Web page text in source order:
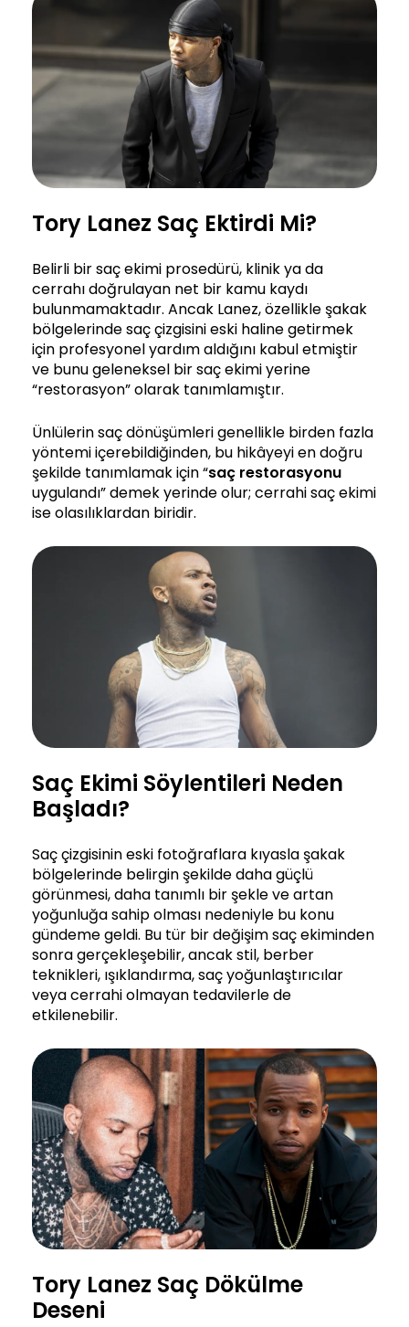
Tory Lanez Saç Ektirdi Mi?
Belirli bir saç ekimi prosedürü, klinik ya da
cerrahı doğrulayan net bir kamu kaydı
bulunmamaktadır. Ancak Lanez, özellikle şakak
bölgelerinde saç çizgisini eski haline getirmek
için profesyonel yardım aldığını kabul etmiştir
ve bunu geleneksel bir saç ekimi yerine
“restorasyon” olarak tanımlamıştır.
Ünlülerin saç dönüşümleri genellikle birden fazla
yöntemi içerebildiğinden, bu hikâyeyi en doğru
şekilde tanımlamak için “saç restorasyonu
uygulandı” demek yerinde olur; cerrahi saç ekimi
ise olasılıklardan biridir.
Saç Ekimi Söylentileri Neden
Başladı?
Saç çizgisinin eski fotoğraflara kıyasla şakak
bölgelerinde belirgin şekilde daha güçlü
görünmesi, daha tanımlı bir şekle ve artan
yoğunluğa sahip olması nedeniyle bu konu
gündeme geldi. Bu tür bir değişim saç ekiminden
sonra gerçekleşebilir, ancak stil, berber
teknikleri, ışıklandırma, saç yoğunlaştırıcılar
veya cerrahi olmayan tedavilerle de
etkilenebilir.
Tory Lanez Saç Dökülme
Deseni